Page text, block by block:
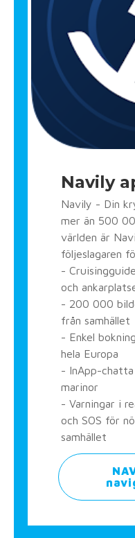
Navily
Navily - Din
mer än 500
världen är
följeslagaren
-
och
- 200 000
från samhället
- Enkel
hela Europa
- InApp-chatta
marinor
- Varningar i
och SOS för
samhället